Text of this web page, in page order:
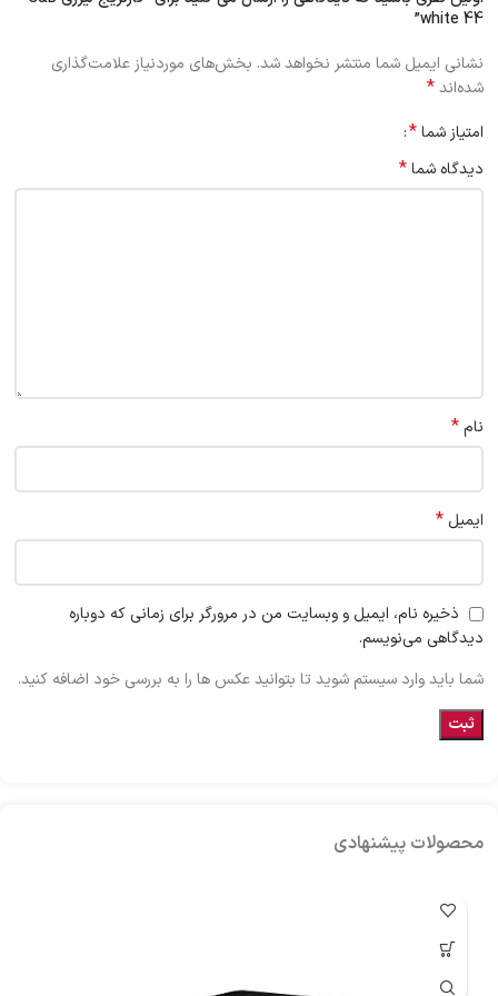
white 44”
نشانی ایمیل شما منتشر نخواهد شد. بخش‌های موردنیاز علامت‌گذاری
شده‌اند*
امتیاز شما*
دیدگاه شما*
نام*
ایمیل *
ذخیره نام، ایمیل و وبسایت من در مرورگر برای زمانی که دوباره
دیدگاهی می‌نویسم.
شما باید وارد سیستم شوید تا بتوانید عکس ها را به بررسی خود اضافه کنید.
محصولات پیشنهادی